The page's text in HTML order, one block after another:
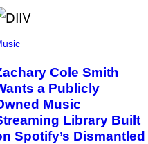
Cole Smith
a Publicly
Music
Library Built
Spotify’s Dismantled